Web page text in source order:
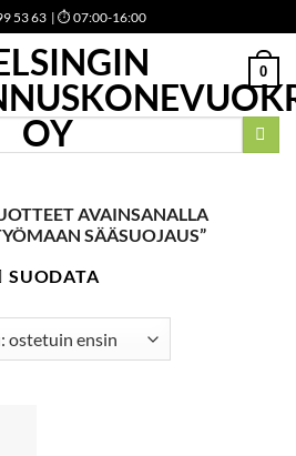
53 63 | ⏱ 07:00-16:00
0
AVAINSANALLA
SÄÄSUOJAUS”
SUODATA